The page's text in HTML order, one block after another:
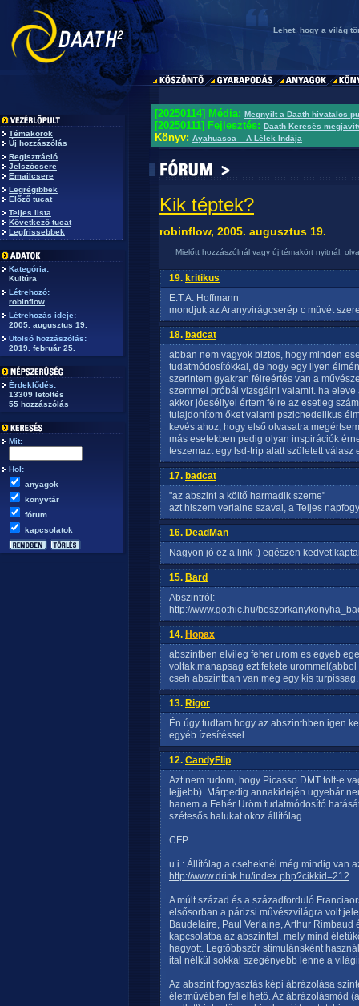
Lehet, hogy a világ
Témakörök
Új hozzászólás
Regisztráció
Jelszócsere
Emailcsere
Legrégibbek
Előző tucat
Teljes lista
Következő tucat
Legfrissebbek
Kategória:
Kultúra
Létrehozó:
robinflow
Létrehozás ideje:
2005. augusztus 19.
Utolsó hozzászólás:
2019. február 25.
Érdeklődés:
13309 letöltés
55 hozzászólás
Mit:
Hol:
anyagok
könyvtár
fórum
kapcsolatok
[20250114] Média: Megnyílt a Daath hivatalos
[20250111] Fejlesztés: Daath Keresés
Könyv: Ayahuasca – A Lélek Indája
Kik téptek?
robinflow, 2005. augusztus 19.
Mielőtt hozzászólnál vagy új témakört nyitnál,
19. kritikus
E.T.A. Hoffmann
mondjuk az Aranyvirágcserép c müvét
18. badcat
abban nem vagyok biztos, hogy minden
tudatmódosítókkal, de hogy egy ilyen
szerintem gyakran félreértés van a
szemmel próbál vizsgálni valamit. ha
akkor jóeséllyel értem félre az esetleg
tulajdonítom őket valami pszichedelikus
kevés ahoz, hogy első olvasatra
más esetekben pedig olyan inspirációk
teszemazt egy lsd-trip alatt született
17. badcat
"az abszint a költő harmadik szeme"
azt hiszem verlaine szavai, a Teljes
16. DeadMan
Nagyon jó ez a link :) egészen kedvet
15. Bard
Abszintról:
http://www.gothic.hu/
14. Hopax
abszintben elvileg feher urom es egyeb
voltak,manapsag ezt fekete
cseh abszintban van még egy kis turpissag.
13. Rigor
Én úgy tudtam hogy az abszinthben igen
egyéb ízesítéssel.
12. CandyFlip
Azt nem tudom, hogy Picasso DMT tolt-e
lejjebb). Márpedig annakidején ugyebár
hanem a Fehér Üröm tudatmódosító
szétesős halukat okoz állítólag.
CFP
u.i.: Állítólag a cseheknél még mindig van
http://www.drink.hu/index.php?cikkid=212
A múlt század és a századforduló
elsősorban a párizsi művészvilágra volt
Baudelaire, Paul Verlaine, Arthur
kapcsolatba az abszinttel, mely mind
hagyott. Legtöbbször stimulánsként
ital nélkül sokkal szegényebb lenne a
Az abszint fogyasztás képi ábrázolása
életművében fellelhető. Az ábrázolásmód